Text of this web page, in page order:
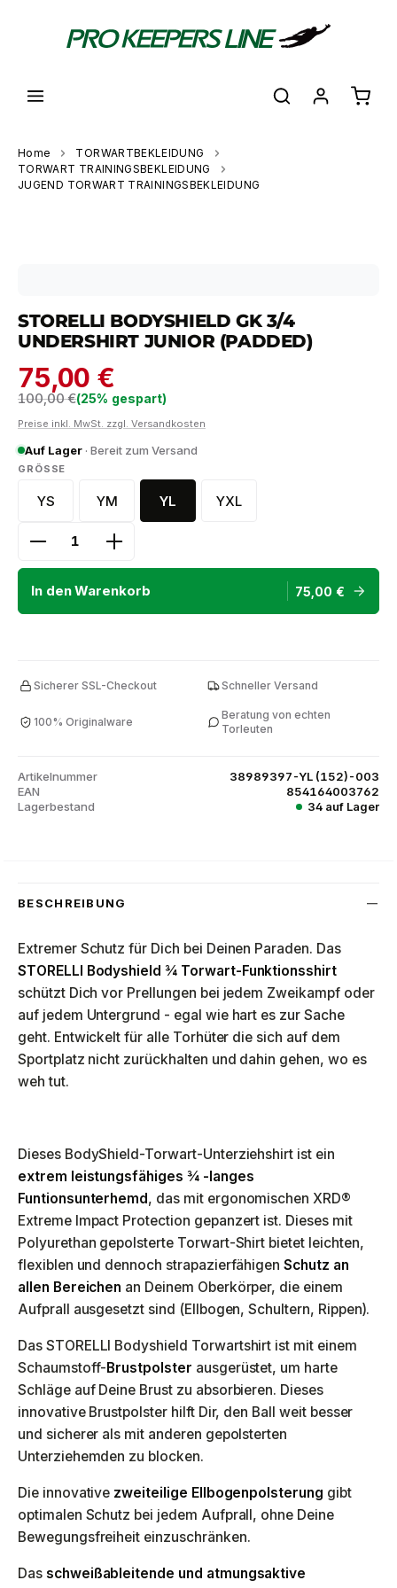
Home
TORWARTBEKLEIDUNG
TORWART TRAININGSBEKLEIDUNG
JUGEND TORWART TRAININGSBEKLEIDUNG
STORELLI BODYSHIELD GK 3/4
UNDERSHIRT JUNIOR (PADDED)
75,00 €
Regulärer Preis:
100,00 €(25% gespart)
Preise inkl. MwSt. zzgl. Versandkosten
Auf Lager · Bereit zum Versand
GRÖSSE
AUSWÄHLEN
YSYS (128)YMYM (140)YLYL (152)YXLYXL (164)
Produkt Anzahl: Gib den gewünschten Wert ein
In den Warenkorb 75,00 €
Sicherer SSL-Checkout Schneller Versand
100% Originalware
Beratung von echten
Torleuten
Artikelnummer
38989397-YL (152)-003
EAN
854164003762
Lagerbestand
34 auf Lager
BESCHREIBUNG
Extremer Schutz für Dich bei Deinen Paraden. Das
STORELLI Bodyshield ¾ Torwart-Funktionsshirt
schützt Dich vor Prellungen bei jedem Zweikampf oder
auf jedem Untergrund - egal wie hart es zur Sache
geht. Entwickelt für alle Torhüter die sich auf dem
Sportplatz nicht zurückhalten und dahin gehen, wo es
weh tut.
Dieses BodyShield-Torwart-Unterziehshirt ist ein
extrem leistungsfähiges ¾ -langes
Funtionsunterhemd, das mit ergonomischen XRD®
Extreme Impact Protection gepanzert ist. Dieses mit
Polyurethan gepolsterte Torwart-Shirt bietet leichten,
flexiblen und dennoch strapazierfähigenSchutz an
allen Bereichen an Deinem Oberkörper, die einem
Aufprall ausgesetzt sind (Ellbogen, Schultern, Rippen).
Das STORELLI Bodyshield Torwartshirt ist mit einem
Schaumstoff-Brustpolster ausgerüstet, um harte
Schläge auf Deine Brust zu absorbieren. Dieses
innovative Brustpolster hilft Dir, den Ball weit besser
und sicherer als mit anderen gepolsterten
Unterziehemden zu blocken.
Die innovative zweiteilige Ellbogenpolsterung gibt
optimalen Schutz bei jedem Aufprall, ohne Deine
Bewegungsfreiheit einzuschränken.
Das schweißableitende und atmungsaktive